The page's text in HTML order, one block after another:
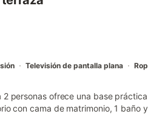
Televisión de pantalla plana
personas ofrece una base
con cama de matrimonio, 1 baño
Los huéspedes disponen de